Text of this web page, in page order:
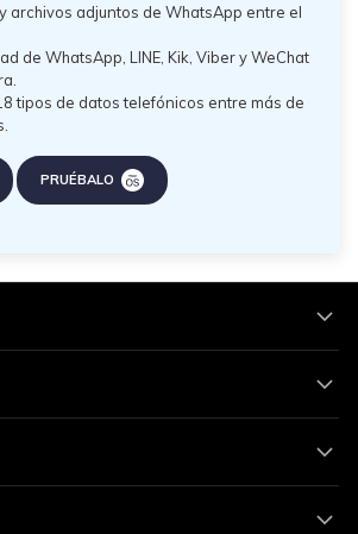
archivos adjuntos de WhatsApp entre el
de WhatsApp, LINE, Kik, Viber y WeChat
tipos de datos telefónicos entre más de
PRUÉBALO